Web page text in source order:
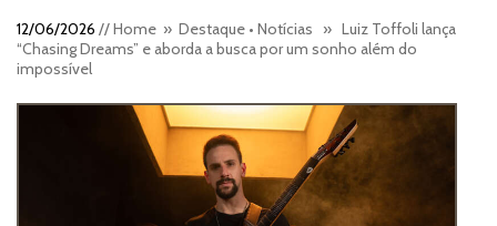
12/06/2026 //Home »Destaque •Notícias » Luiz Toffoli lança
“Chasing Dreams” e aborda a busca por um sonho além do
impossível